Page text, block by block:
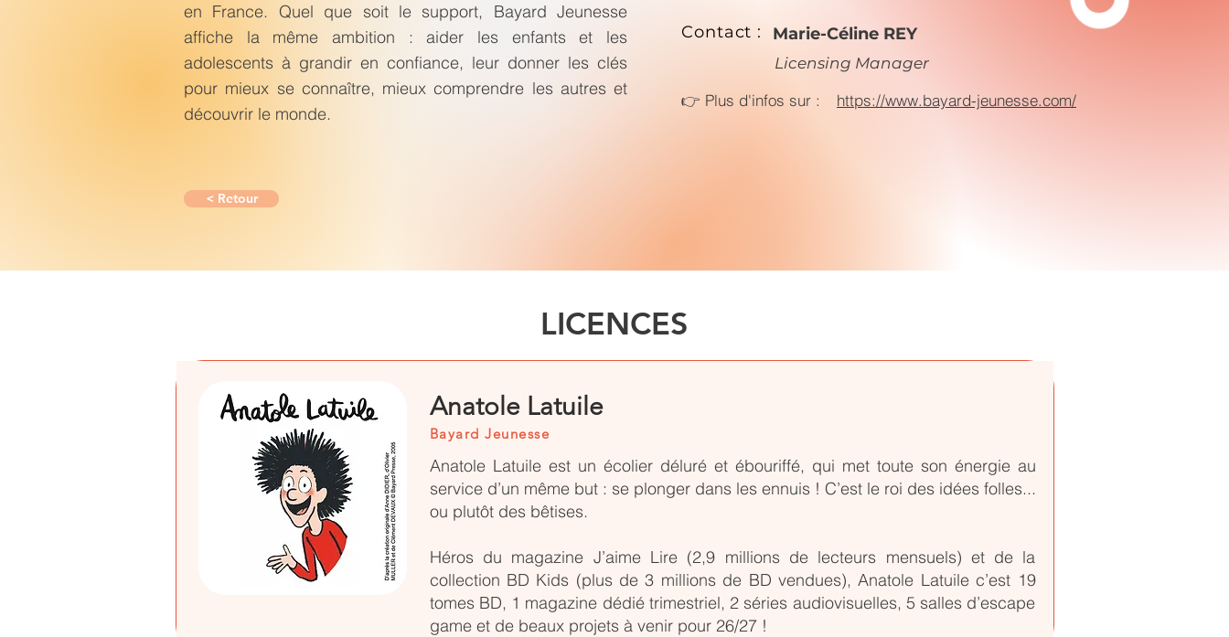
en France. Quel que soit le support, Bayard Jeunesse
affiche la même ambition : aider les enfants et les
adolescents à grandir en confiance, leur donner les clés
pour mieux se connaître, mieux comprendre les autres et
découvrir le monde.
Marie-Céline REY
Contact :
Licensing Manager
👉 Plus d'infos sur : https://www.bayard-jeunesse.com/
< Retour
LICENCES
Anatole Latuile
Bayard Jeunesse
Anatole Latuile est un écolier déluré et ébouriffé, qui met toute son énergie au
service d’un même but : se plonger dans les ennuis ! C’est le roi des idées folles...
ou plutôt des bêtises.
Héros du magazine J’aime Lire (2,9 millions de lecteurs mensuels) et de la
collection BD Kids (plus de 3 millions de BD vendues), Anatole Latuile c’est 19
tomes BD, 1 magazine dédié trimestriel, 2 séries audiovisuelles, 5 salles d’escape
game et de beaux projets à venir pour 26/27 !